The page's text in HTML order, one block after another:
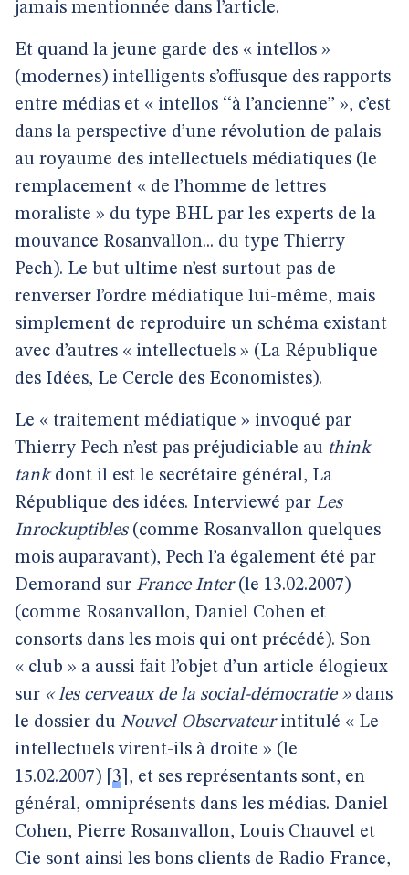
jamais mentionnée dans l’article.
Et quand la jeune garde des « intellos »
(modernes) intelligents s’offusque des rapports
entre médias et « intellos ‘‘à l’ancienne’’ », c’est
dans la perspective d’une révolution de palais
au royaume des intellectuels médiatiques (le
remplacement « de l’homme de lettres
moraliste » du type BHL par les experts de la
mouvance Rosanvallon... du type Thierry
Pech). Le but ultime n’est surtout pas de
renverser l’ordre médiatique lui-même, mais
simplement de reproduire un schéma existant
avec d’autres « intellectuels » (La République
des Idées, Le Cercle des Economistes).
Le « traitement médiatique » invoqué par
Thierry Pech n’est pas préjudiciable au think
tankdont il est le secrétaire général, La
République des idées. Interviewé par Les
Inrockuptibles(comme Rosanvallon quelques
mois auparavant), Pech l’a également été par
Demorand sur France Inter(le 13.02.2007)
(comme Rosanvallon, Daniel Cohen et
consorts dans les mois qui ont précédé). Son
« club » a aussi fait l’objet d’un article élogieux
sur « les cerveaux de la social-démocratie »dans
le dossier du Nouvel Observateurintitulé « Le
intellectuels virent-ils à droite » (le
15.02.2007) 3 , et ses représentants sont, en
général, omniprésents dans les médias. Daniel
Cohen, Pierre Rosanvallon, Louis Chauvel et
Cie sont ainsi les bons clients de Radio France,